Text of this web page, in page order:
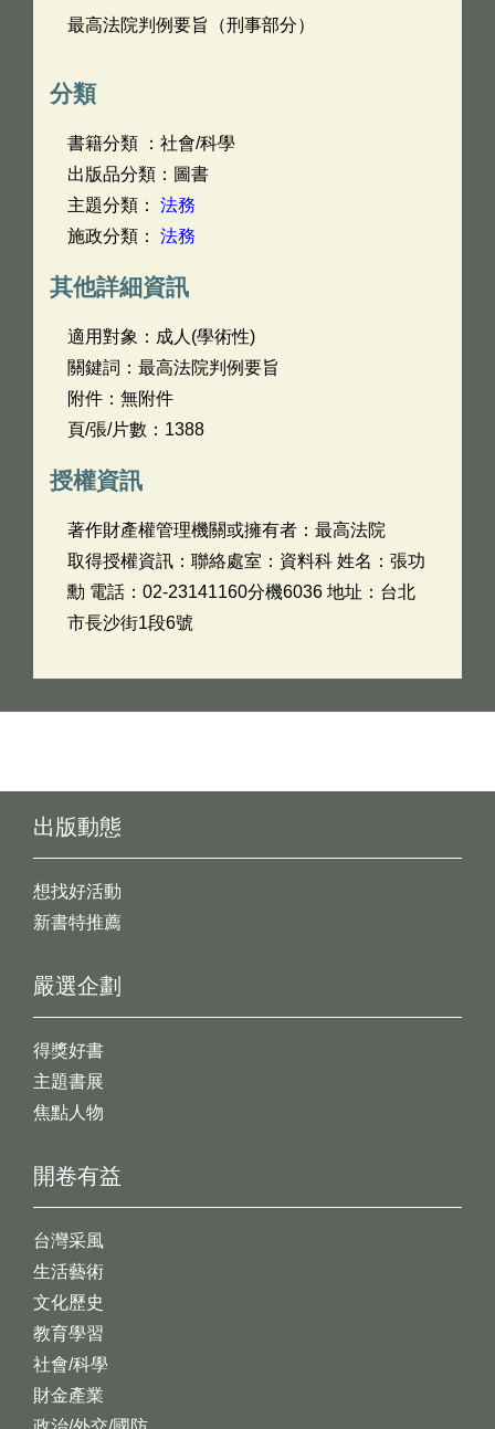
最高法院判例要旨（刑事部分）
分類
書籍分類 ：社會/科學
出版品分類：圖書
主題分類： 法務
施政分類： 法務
其他詳細資訊
適用對象：成人(學術性)
關鍵詞：最高法院判例要旨
附件：無附件
頁/張/片數：1388
授權資訊
著作財產權管理機關或擁有者：最高法院
取得授權資訊：聯絡處室：資料科 姓名：張功
勳 電話：02-23141160分機6036 地址：台北
市長沙街1段6號
出版動態
想找好活動
新書特推薦
開卷有益
台灣采風
生活藝術
文化歷史
教育學習
社會/科學
財金產業
嚴選企劃
得獎好書
主題書展
焦點人物